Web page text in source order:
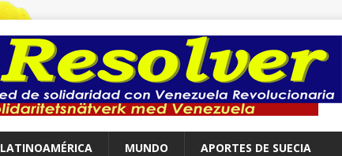
LATINOAMÉRICA MUNDO APORTES DE SUECIA